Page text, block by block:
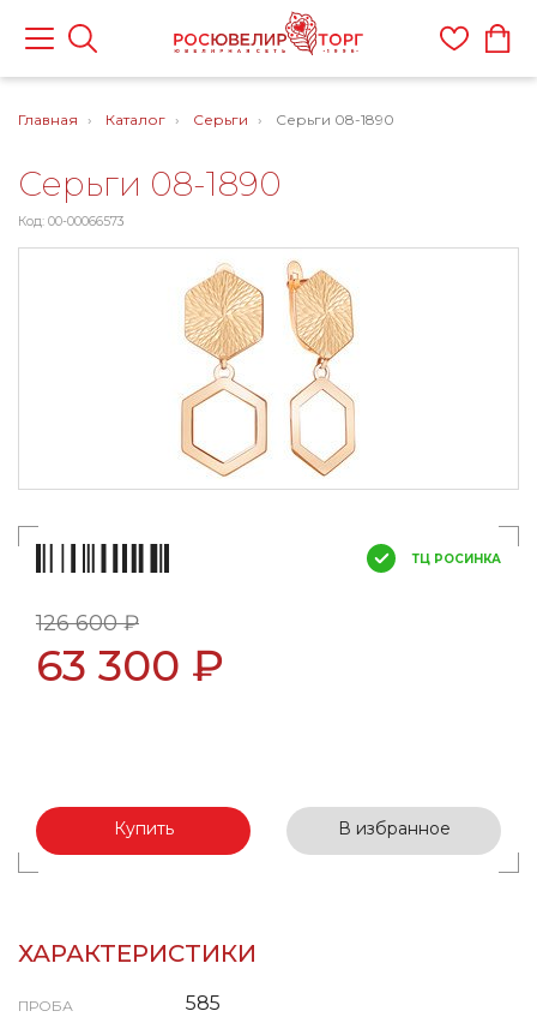
Главная Каталог Серьги Серьги 08-1890
Серьги 08-1890
Код: 00-00066573
ТЦ РОСИНКА
126 600 ₽
63 300 ₽
Купить В избранное
ХАРАКТЕРИСТИКИ
ПРОБА 585